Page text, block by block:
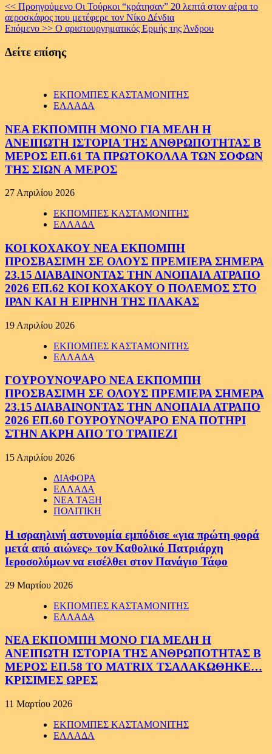
Continue
Reading
<< Προηγούμενο Οι Τούρκοι “κράτησαν” 20 λεπτά στον αέρα το
αεροσκάφος που μετέφερε τον Νίκο Δένδια
Επόμενο >> Ο αριστουργηματικός Ερμής της Άνδρου
Δείτε επίσης
ΕΚΠΟΜΠΕΣ ΚΑΣΤΑΜΟΝΙΤΗΣ
ΕΛΛΑΔΑ
ΝΕΑ ΕΚΠΟΜΠΗ ΜΟΝΟ ΓΙΑ ΜΕΛΗ Η
ΑΝΕΙΠΩΤΗ ΙΣΤΟΡΙΑ ΤΗΣ ΑΝΘΡΩΠΟΤΗΤΑΣ Β
ΜΕΡΟΣ ΕΠ.61 ΤΑ ΠΡΩΤΟΚΟΛΛΑ ΤΩΝ ΣΟΦΩΝ
ΤΗΣ ΣΙΩΝ Α ΜΕΡΟΣ
27 Απριλίου 2026
ΕΚΠΟΜΠΕΣ ΚΑΣΤΑΜΟΝΙΤΗΣ
ΕΛΛΑΔΑ
ΚΟΙ ΚΟΧΑΚΟΥ ΝΕΑ ΕΚΠΟΜΠΗ
ΠΡΟΣΒΑΣΙΜΗ ΣΕ ΟΛΟΥΣ ΠΡΕΜΙΕΡΑ ΣΗΜΕΡΑ
23.15 ΔΙΑΒΑΙΝΟΝΤΑΣ ΤΗΝ ΑΝΟΠΑΙΑ ΑΤΡΑΠΟ
2026 ΕΠ.62 ΚΟΙ ΚΟΧΑΚΟΥ Ο ΠΟΛΕΜΟΣ ΣΤΟ
ΙΡΑΝ ΚΑΙ Η ΕΙΡΗΝΗ ΤΗΣ ΠΛΑΚΑΣ
19 Απριλίου 2026
ΕΚΠΟΜΠΕΣ ΚΑΣΤΑΜΟΝΙΤΗΣ
ΕΛΛΑΔΑ
ΓΟΥΡΟΥΝΟΨΑΡΟ ΝΕΑ ΕΚΠΟΜΠΗ
ΠΡΟΣΒΑΣΙΜΗ ΣΕ ΟΛΟΥΣ ΠΡΕΜΙΕΡΑ ΣΗΜΕΡΑ
23.15 ΔΙΑΒΑΙΝΟΝΤΑΣ ΤΗΝ ΑΝΟΠΑΙΑ ΑΤΡΑΠΟ
2026 ΕΠ.60 ΓΟΥΡΟΥΝΟΨΑΡΟ ΕΝΑ ΠΟΤΗΡΙ
ΣΤΗΝ ΑΚΡΗ ΑΠΟ ΤΟ ΤΡΑΠΕΖΙ
15 Απριλίου 2026
ΔΙΑΦΟΡΑ
ΕΛΛΑΔΑ
ΝΕΑ ΤΑΞΗ
ΠΟΛΙΤΙΚΗ
Η ισραηλινή αστυνομία εμπόδισε «για πρώτη φορά
μετά από αιώνες» τον Καθολικό Πατριάρχη
Ιεροσολύμων να εισέλθει στον Πανάγιο Τάφο
29 Μαρτίου 2026
ΕΚΠΟΜΠΕΣ ΚΑΣΤΑΜΟΝΙΤΗΣ
ΕΛΛΑΔΑ
ΝΕΑ ΕΚΠΟΜΠΗ ΜΟΝΟ ΓΙΑ ΜΕΛΗ Η
ΑΝΕΙΠΩΤΗ ΙΣΤΟΡΙΑ ΤΗΣ ΑΝΘΡΩΠΟΤΗΤΑΣ Β
ΜΕΡΟΣ ΕΠ.58 ΤΟ MATRIX ΤΣΑΛΑΚΩΘΗΚΕ…
ΚΡΙΣΙΜΕΣ ΩΡΕΣ
11 Μαρτίου 2026
ΕΚΠΟΜΠΕΣ ΚΑΣΤΑΜΟΝΙΤΗΣ
ΕΛΛΑΔΑ